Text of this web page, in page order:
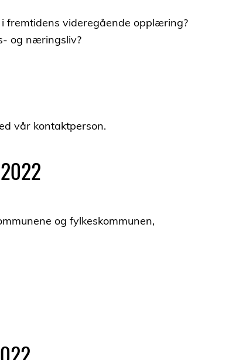
fremtidens videregående opplæring?
og næringsliv?
vår kontaktperson.
og fylkeskommunen,